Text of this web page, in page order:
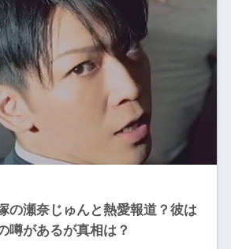
の瀬奈じゅんと熱愛報道？彼は
噂があるが真相は？